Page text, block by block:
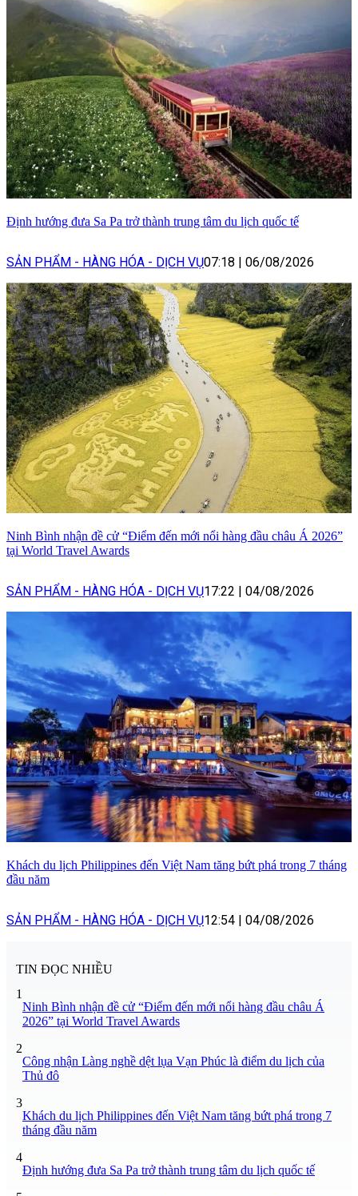
Định hướng đưa Sa Pa trở thành trung tâm du lịch quốc tế
SẢN PHẨM - HÀNG HÓA - DỊCH VỤ07:18 06/08/2026
Ninh Bình nhận đề cử “Điểm đến mới nổi hàng đầu châu Á 2026”
tại World Travel Awards
SẢN PHẨM - HÀNG HÓA - DỊCH VỤ17:22 04/08/2026
Khách du lịch Philippines đến Việt Nam tăng bứt phá trong 7 tháng
đầu năm
SẢN PHẨM - HÀNG HÓA - DỊCH VỤ12:54 04/08/2026
TIN ĐỌC NHIỀU
1
Ninh Bình nhận đề cử “Điểm đến mới nổi hàng đầu châu Á
2026” tại World Travel Awards
2
Công nhận Làng nghề dệt lụa Vạn Phúc là điểm du lịch của
Thủ đô
3
Khách du lịch Philippines đến Việt Nam tăng bứt phá trong 7
tháng đầu năm
4
Định hướng đưa Sa Pa trở thành trung tâm du lịch quốc tế